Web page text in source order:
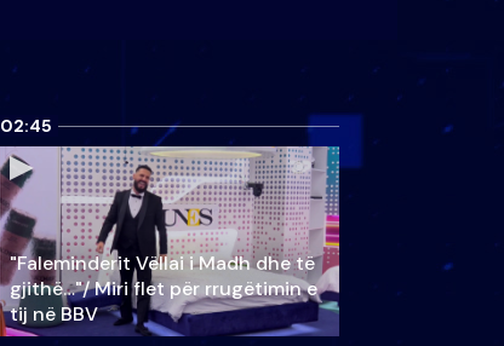
02:45
"Faleminderit Vëllai i Madh dhe të
gjithë…"/ Miri flet për rrugëtimin e
tij në BBV